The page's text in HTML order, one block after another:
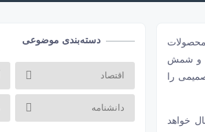
و شمش
را
خواهد
دسته‌بندی موضوعی
اقتصاد
دانشنامه